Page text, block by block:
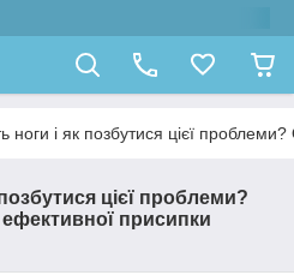
ноги і як позбутися цієї
цієї проблеми?
присипки